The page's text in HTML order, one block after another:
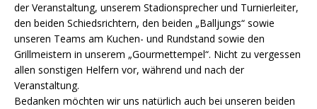
der Veranstaltung, unserem Stadionsprecher und Turnierleiter,
den beiden Schiedsrichtern, den beiden „Balljungs“ sowie
unseren Teams am Kuchen- und Rundstand sowie den
Grillmeistern in unserem „Gourmettempel“. Nicht zu vergessen
allen sonstigen Helfern vor, während und nach der
Veranstaltung.
Bedanken möchten wir uns natürlich auch bei unseren beiden